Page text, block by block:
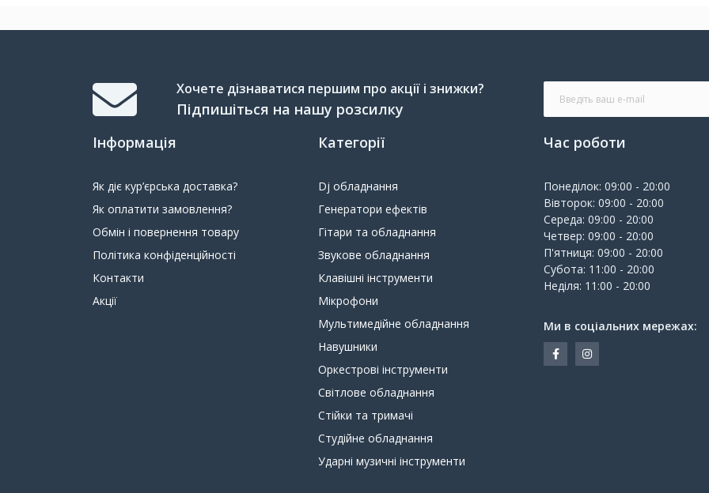
Хочете дізнаватися першим про акції і знижки?
Підпишіться на нашу розсилку
Інформація
Як діє кур’єрська доставка?
Як оплатити замовлення?
Обмін і повернення товару
Політика конфіденційності
Контакти
Акції
Категорії
Dj обладнання
Генератори ефектів
Гітари та обладнання
Звукове обладнання
Клавішні інструменти
Мікрофони
Мультимедійне обладнання
Навушники
Оркестрові інструменти
Світлове обладнання
Стійки та тримачі
Студійне обладнання
Ударні музичні інструменти
Час роботи
Понеділок: 09:00 - 20:00
Вівторок: 09:00 - 20:00
Середа: 09:00 - 20:00
Четвер: 09:00 - 20:00
П'ятниця: 09:00 - 20:00
Субота: 11:00 - 20:00
Неділя: 11:00 - 20:00
Ми в соціальних мережах: